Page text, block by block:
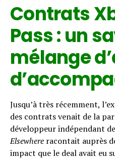
Contrats
Pass : un
mélange
Jusqu’à très récemment,
des contrats venait de la
développeur indépendant de
Elsewhere racontait auprès
impact que le deal avait eu